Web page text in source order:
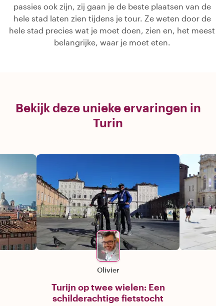
passies ook zijn, zij gaan je de beste plaatsen van de
hele stad laten zien tijdens je tour. Ze weten door de
hele stad precies wat je moet doen, zien en, het meest
belangrijke, waar je moet eten.
Bekijk deze unieke ervaringen in
Turin
Olivier
Turijn op twee wielen: Een
schilderachtige fietstocht